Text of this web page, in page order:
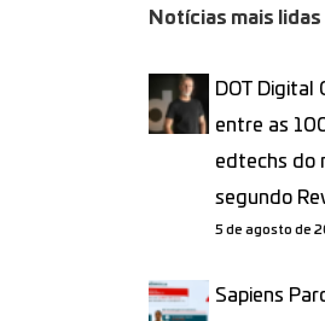
Notícias mais lidas
DOT Digital
entre as
edtechs do
segundo
5 de agosto de
Sapiens